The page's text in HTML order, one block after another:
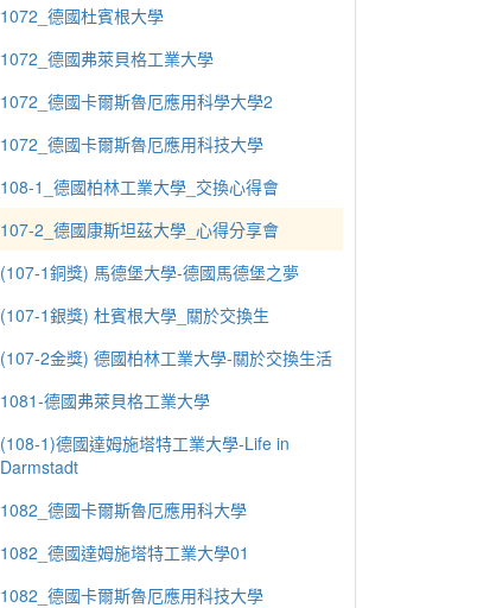
1072_德國杜賓根大學
1072_德國弗萊貝格工業大學
1072_德國卡爾斯魯厄應用科學大學2
1072_德國卡爾斯魯厄應用科技大學
108-1_德國柏林工業大學_交換心得會
107-2_德國康斯坦茲大學_心得分享會
(107-1銅獎) 馬德堡大學-德國馬德堡之夢
(107-1銀獎) 杜賓根大學_關於交換生
(107-2金獎) 德國柏林工業大學-關於交換生活
1081-德國弗萊貝格工業大學
(108-1)德國達姆施塔特工業大學-Life in
Darmstadt
1082_德國卡爾斯魯厄應用科大學
1082_德國達姆施塔特工業大學01
1082_德國卡爾斯魯厄應用科技大學